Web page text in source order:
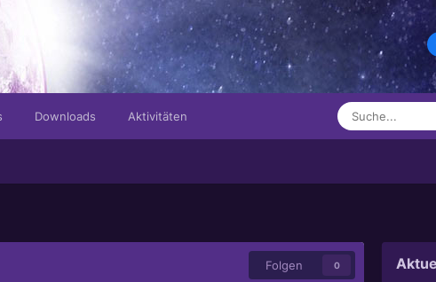
Downloads Aktivitäten
Folgen 0